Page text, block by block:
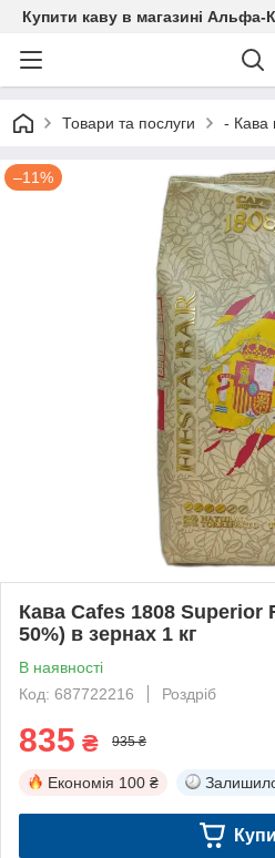
Купити каву в магазині Альфа-
Товари та послуги - Кава
–11%
Кава Cafes 1808 Superior
50%) в зернах 1 кг
В наявності
Код: 687722216
Роздріб
835 ₴ 935 ₴
Економія 100 ₴